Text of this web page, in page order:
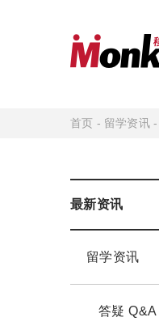
首页 - 留学资讯
最新资讯
留学资讯
答疑 Q&A